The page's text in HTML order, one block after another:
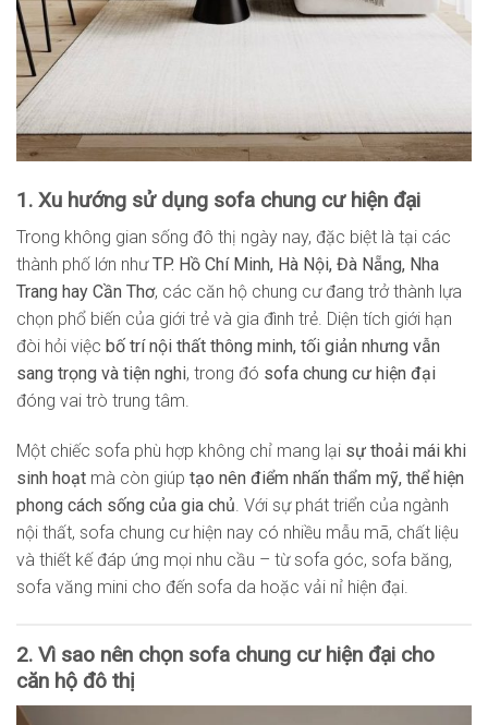
1. Xu hướng sử dụng sofa chung cư hiện đại
Trong không gian sống đô thị ngày nay, đặc biệt là tại các
thành phố lớn nhưTP. Hồ Chí Minh, Hà Nội, Đà Nẵng, Nha
Trang hay Cần Thơ, các căn hộ chung cư đang trở thành lựa
chọn phổ biến của giới trẻ và gia đình trẻ. Diện tích giới hạn
đòi hỏi việc bố trí nội thất thông minh, tối giản nhưng vẫn
sang trọng và tiện nghi, trong đó sofa chung cư hiện đại
đóng vai trò trung tâm.
Một chiếc sofa phù hợp không chỉ mang lại sự thoải mái khi
sinh hoạt mà còn giúp tạo nên điểm nhấn thẩm mỹ, thể hiện
phong cách sống của gia chủ. Với sự phát triển của ngành
nội thất, sofa chung cư hiện nay có nhiều mẫu mã, chất liệu
và thiết kế đáp ứng mọi nhu cầu – từ sofa góc, sofa băng,
sofa văng mini cho đến sofa da hoặc vải nỉ hiện đại.
2. Vì sao nên chọn sofa chung cư hiện đại cho
căn hộ đô thị